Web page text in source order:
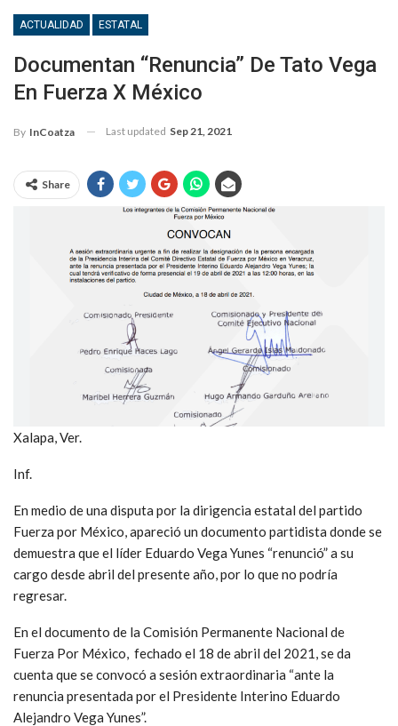
ACTUALIDAD ESTATAL
Documentan “Renuncia” De Tato Vega
En Fuerza X México
By InCoatza Last updated Sep 21, 2021
Share
Xalapa, Ver.
Inf.
En medio de una disputa por la dirigencia estatal del partido
Fuerza por México, apareció un documento partidista donde se
demuestra que el líder Eduardo Vega Yunes “renunció” a su
cargo desde abril del presente año, por lo que no podría
regresar.
En el documento de la Comisión Permanente Nacional de
Fuerza Por México, fechado el 18 de abril del 2021, se da
cuenta que se convocó a sesión extraordinaria “ante la
renuncia presentada por el Presidente Interino Eduardo
Alejandro Vega Yunes”.